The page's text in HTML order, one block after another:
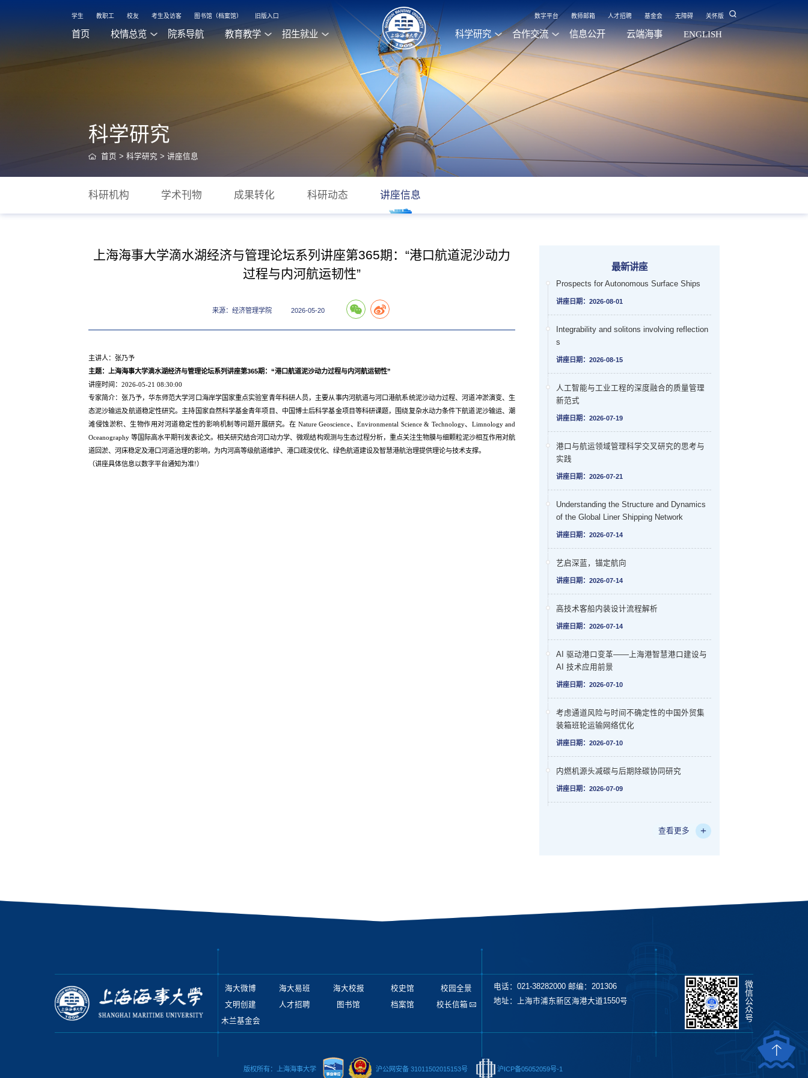
学生 教职工 校友 考生及访客 图书馆（档案馆） 旧版入口 数字平台 教师邮箱 人才招聘 基金会 无障碍 关怀版
首页 校情总览 院系导航 教育教学 招生就业 科学研究 合作交流 信息公开 云端海事 ENGLISH
科学研究
首页 > 科学研究 > 讲座信息
科研机构 学术刊物 成果转化 科研动态 讲座信息
上海海事大学滴水湖经济与管理论坛系列讲座第365期：“港口航道泥沙动力
过程与内河航运韧性”
来源：经济管理学院 2026-05-20
主讲人：张乃予
主题：上海海事大学滴水湖经济与管理论坛系列讲座第365期：“港口航道泥沙动力过程与内河航运韧性”
讲座时间：2026-05-21 08:30:00
专家简介：张乃予，华东师范大学河口海岸学国家重点实验室青年科研人员，主要从事内河航道与河口港航系统泥沙动力过程、河道冲淤演变、生
态泥沙输运及航道稳定性研究。主持国家自然科学基金青年项目、中国博士后科学基金项目等科研课题，围绕复杂水动力条件下航道泥沙输运、潮
滩侵蚀淤积、生物作用对河道稳定性的影响机制等问题开展研究。在 Nature Geoscience、Environmental Science & Technology、Limnology and
Oceanography 等国际高水平期刊发表论文。相关研究结合河口动力学、微观结构观测与生态过程分析，重点关注生物膜与细颗粒泥沙相互作用对航
道回淤、河床稳定及港口河道治理的影响，为内河高等级航道维护、港口疏浚优化、绿色航道建设及智慧港航治理提供理论与技术支撑。
（讲座具体信息以数字平台通知为准!）
最新讲座
Prospects for Autonomous Surface Ships
讲座日期：2026-08-01
Integrability and solitons involving reflection
s
讲座日期：2026-08-15
人工智能与工业工程的深度融合的质量管理
新范式
讲座日期：2026-07-19
港口与航运领域管理科学交叉研究的思考与
实践
讲座日期：2026-07-21
Understanding the Structure and Dynamics
of the Global Liner Shipping Network
讲座日期：2026-07-14
艺启深蓝，锚定航向
讲座日期：2026-07-14
高技术客船内装设计流程解析
讲座日期：2026-07-14
AI 驱动港口变革——上海港智慧港口建设与
AI 技术应用前景
讲座日期：2026-07-10
考虑通道风险与时间不确定性的中国外贸集
装箱班轮运输网络优化
讲座日期：2026-07-10
内燃机源头减碳与后期除碳协同研究
讲座日期：2026-07-09
查看更多
海大微博 海大易班 海大校报 校史馆
校园全景
文明创建
人才招聘 图书馆 档案馆
校长信箱
木兰基金会
电话：021-38282000 邮编：201306
地址：上海市浦东新区海港大道1550号
微
信
公
众
号
版权所有：上海海事大学 沪公网安备 31011502015153号 沪ICP备05052059号-1